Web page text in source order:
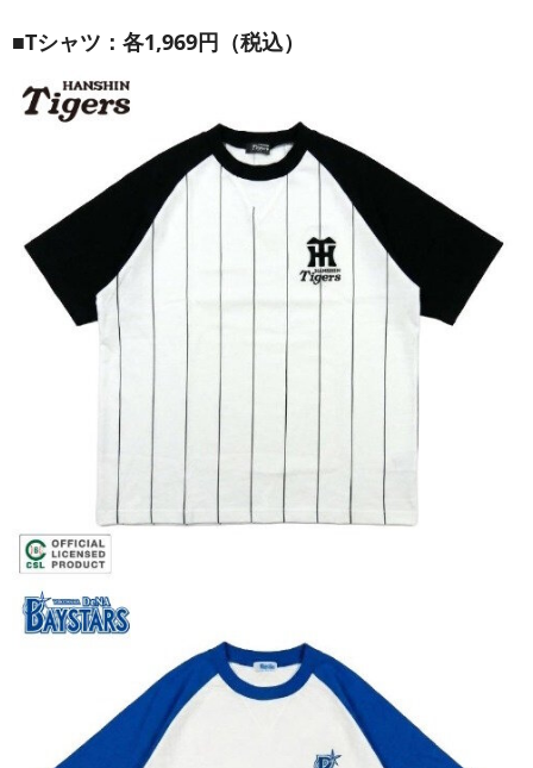
■Tシャツ：各1,969円（税込）